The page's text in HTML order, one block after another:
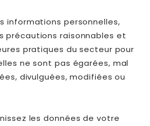
informations personnelles,
précautions raisonnables et
pratiques du secteur pour
ne sont pas égarées, mal
divulguées, modifiées ou
les données de votre